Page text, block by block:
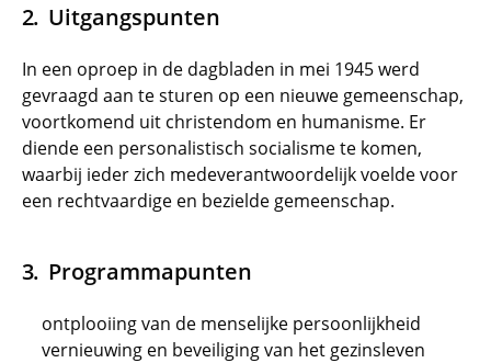
Uitgangspunten
In een oproep in de dagbladen in mei 1945 werd
gevraagd aan te sturen op een nieuwe gemeenschap,
voortkomend uit christendom en humanisme. Er
diende een personalistisch socialisme te komen,
waarbij ieder zich medeverantwoordelijk voelde voor
een rechtvaardige en bezielde gemeenschap.
Programmapunten
ontplooiing van de menselijke persoonlijkheid
vernieuwing en beveiliging van het gezinsleven